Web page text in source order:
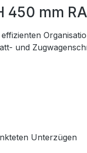
450 mm
und
Unterzügen